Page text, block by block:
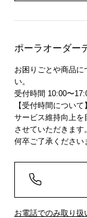
ポーラオーダー
お困りごとや商品に
い。
受付時間 10:00〜
【受付時間について】
サービス維持向上を
させていただきます。
何卒ご了承ください
お電話でのみ取り扱